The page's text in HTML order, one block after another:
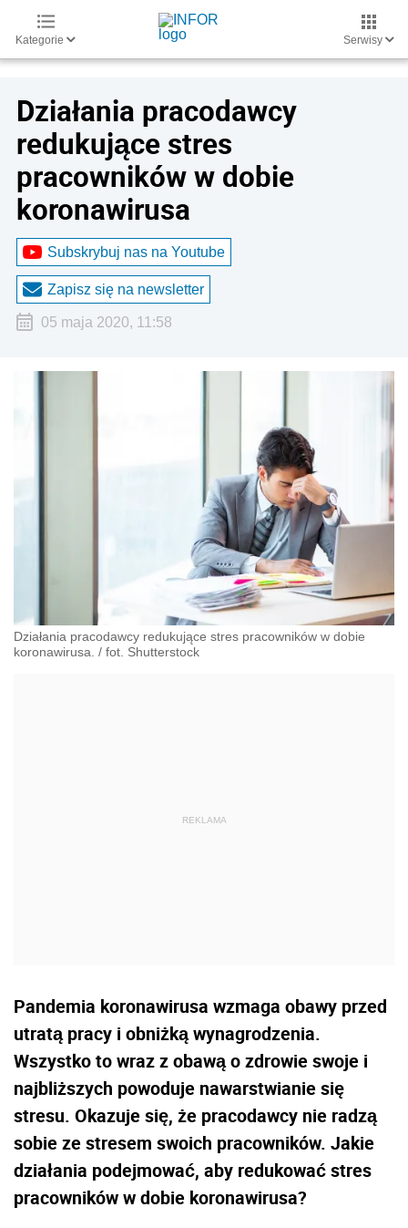
Kategorie Serwisy
Działania pracodawcy
redukujące stres
pracowników w dobie
koronawirusa
Subskrybuj nas na Youtube
Zapisz się na newsletter
05 maja 2020, 11:58
Działania pracodawcy redukujące stres pracowników w dobie
koronawirusa. / fot. Shutterstock
Pandemia koronawirusa wzmaga obawy przed
utratą pracy i obniżką wynagrodzenia.
Wszystko to wraz z obawą o zdrowie swoje i
najbliższych powoduje nawarstwianie się
stresu. Okazuje się, że pracodawcy nie radzą
sobie ze stresem swoich pracowników. Jakie
działania podejmować, aby redukować stres
pracowników w dobie koronawirusa?